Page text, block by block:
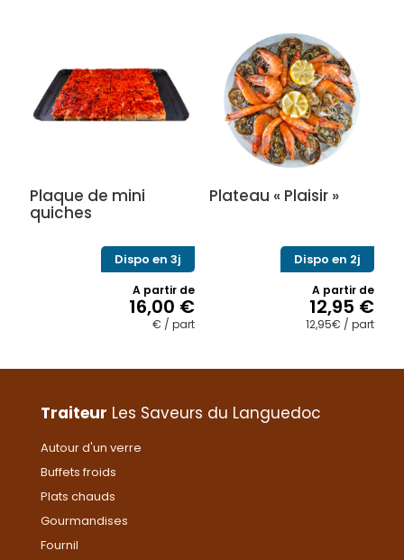
variations.
Les
options
peuvent
la
produit
Plaque de mini
quiches
Dispo en 3j
A partir de
16,00 €
€ / part
a
variations.
options
être
choisies
la
Plateau « Plaisir »
Dispo en 2j
A partir de
12,95 €
12,95€ / part
a
variations.
Traiteur Les Saveurs du Languedoc
Autour d'un verre
Buffets froids
Plats chauds
Gourmandises
Fournil